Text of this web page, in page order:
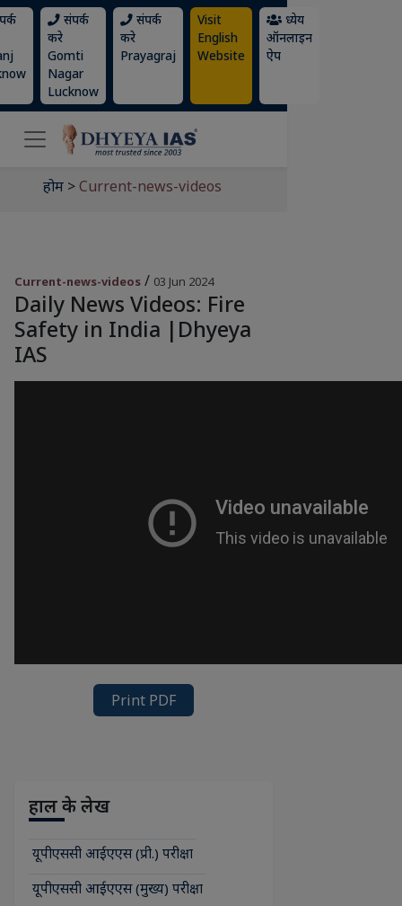
संपर्क
करे
Gomti
Nagar
Lucknow
संपर्क
करे
Prayagraj
Visit
English
Website
ध्येय
ऑनलाइन
ऐप
होम >Current-news-videos
Current-news-videos / 03 Jun 2024
Daily News Videos: Fire
Safety in India |Dhyeya
IAS
Print PDF
हाल के लेख
यूपीएससी आईएएस (प्री.) परीक्षा
यूपीएससी आईएएस (मुख्य) परीक्षा